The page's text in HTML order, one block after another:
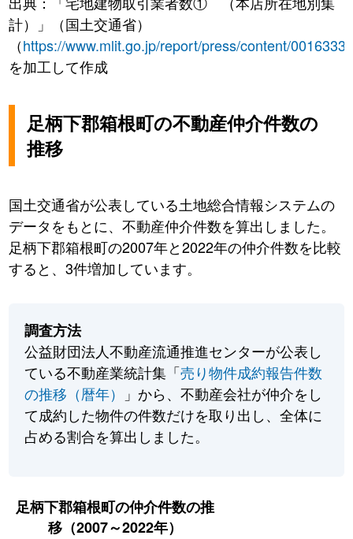
計）」（国土交通省）
（https://www.mlit.go.jp/report/press/content/
を加工して作成
足柄下郡箱根町の不動産仲介件数の
推移
国土交通省が公表している土地総合情報システムの
データをもとに、不動産仲介件数を算出しました。
足柄下郡箱根町の2007年と2022年の仲介件数を比較
すると、3件増加しています。
調査方法
公益財団法人不動産流通推進センターが公表し
ている不動産業統計集「売り物件成約報告件数
の推移（暦年）
」から、不動産会社が仲介をし
て成約した物件の件数だけを取り出し、全体に
占める割合を算出しました。
足柄下郡箱根町の仲介件数の推
移（2007～2022年）